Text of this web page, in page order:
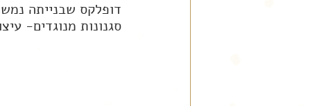
דופלקס שבנייתה
סגנונות מנוגדים-